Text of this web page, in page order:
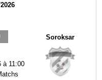
à 11:00
Soroksar